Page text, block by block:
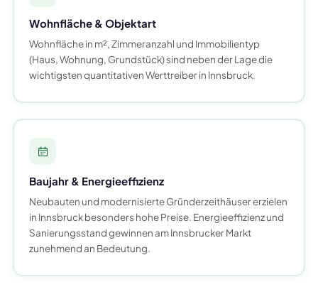
Wohnfläche & Objektart
Wohnfläche in m², Zimmeranzahl und Immobilientyp
(Haus, Wohnung, Grundstück) sind neben der Lage die
wichtigsten quantitativen Werttreiber in Innsbruck.
Baujahr & Energieeffizienz
Neubauten und modernisierte Gründerzeithäuser erzielen
in Innsbruck besonders hohe Preise. Energieeffizienz und
Sanierungsstand gewinnen am Innsbrucker Markt
zunehmend an Bedeutung.